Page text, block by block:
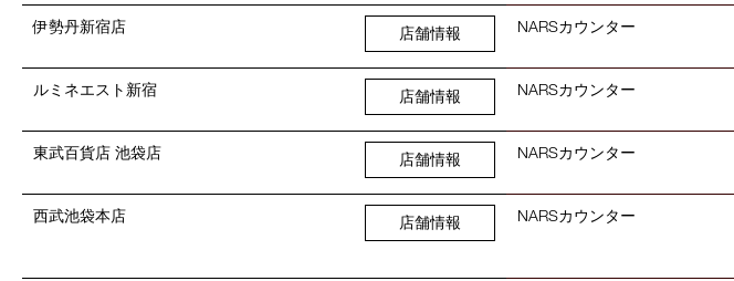
伊勢丹新宿店 店舗情報 NARSカウンター
ルミネエスト新宿 店舗情報 NARSカウンター
東武百貨店 池袋店 店舗情報 NARSカウンター
西武池袋本店 店舗情報 NARSカウンター